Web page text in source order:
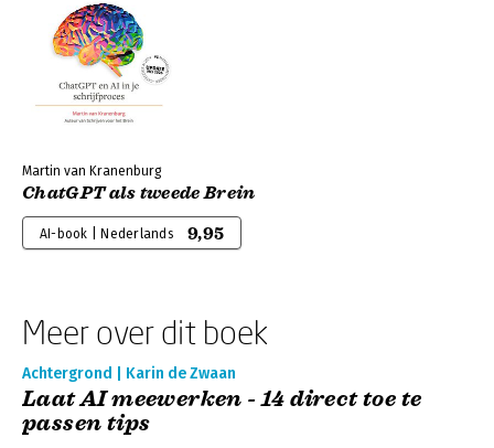
Martin van Kranenburg
ChatGPT als tweede Brein
AI-book | Nederlands 9,95
Meer over dit boek
Achtergrond | Karin de Zwaan
Laat AI meewerken - 14 direct toe te
passen tips